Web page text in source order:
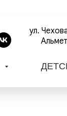
ул.